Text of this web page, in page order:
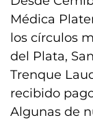
Médica
los círculos
del Plata,
Trenque
recibido
Algunas de